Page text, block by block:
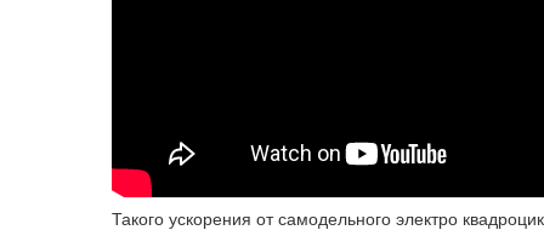
Такого ускорения от самодельного электро